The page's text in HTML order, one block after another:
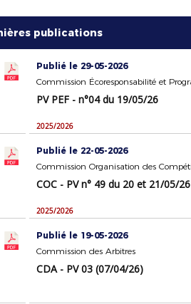
publications
Publié le 29-05-2026
PV PEF - n°04 du 19/05/26
2025/2026
Publié le 22-05-2026
COC - PV n° 49 du 20 et 21/05/26
2025/2026
Publié le 19-05-2026
Commission des Arbitres
CDA - PV 03 (07/04/26)